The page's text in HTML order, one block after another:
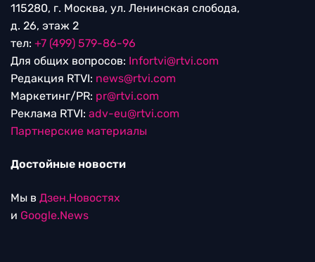
115280, г. Москва, ул. Ленинская слобода,
д. 26, этаж 2
тел: +7 (499) 579-86-96
Для общих вопросов: Infortvi@rtvi.com
Редакция RTVI: news@rtvi.com
Маркетинг/PR: pr@rtvi.com
Реклама RTVI: adv-eu@rtvi.com
Партнерские материалы
Достойные новости
Мы в Дзен.Новостях
и Google.News